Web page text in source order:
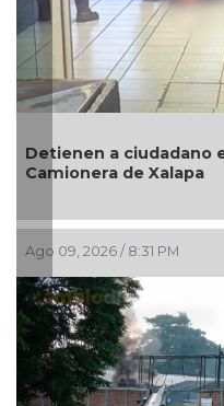
en Central
su
Ago 09,